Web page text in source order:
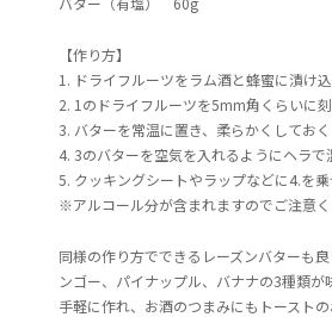
【作り方】
1. ドライフルーツをラム酒と蜂蜜に漬け
2. 1のドライフルーツを5mm角くらいに
3. バターを常温に置き、柔らかくしておく
4. 3のバターを空気を入れるようにヘラ
5. クッキングシートやラップなどに4.を
※アルコール分が含まれますのでご注意
同様の作り方でできるレーズンバターも
ンゴー、パイナップル、バナナの3種類が
手軽に作れ、お酒のつまみにもトースト